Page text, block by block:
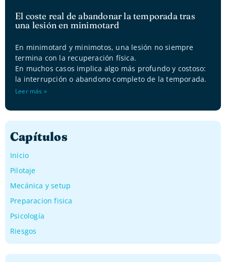
El coste real de abandonar la temporada tras
una lesión en minimotard
En minimotard y minimotos, una lesión no siempre
termina con la recuperación física.
En muchos casos implica algo más profundo y costoso:
la interrupción o abandono completo de la temporada.
Leer más »
Capítulos
Inicio
Pilotaje
Mecánica y setup
Preparacion fisica
Psicología
Riesgos